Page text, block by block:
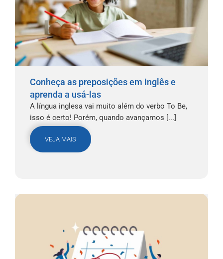
Conheça as preposições em inglês e
aprenda a usá-las
A língua inglesa vai muito além do verbo To Be,
isso é certo! Porém, quando avançamos [...]
VEJA MAIS